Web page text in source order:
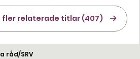
fler relaterade titlar (407)
råd/SRV